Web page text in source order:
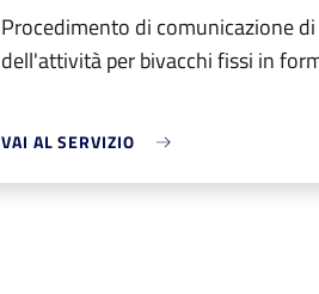
Procedimento di comunicazione
dell'attività per bivacchi fissi in
VAI AL SERVIZIO